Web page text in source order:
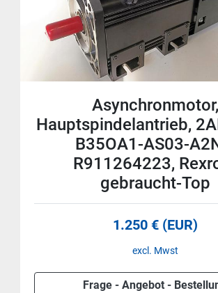
Asynchronmotor,
Hauptspindelantrieb,
B35OA1-AS03-
R911264223,
gebraucht-Top
1.250 € (EUR)
excl. Mwst
Frage - Angebot -